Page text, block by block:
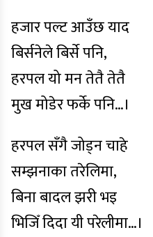
हजार पल्ट आउँछ याद
बिर्सनेले बिर्से पनि,
हरपल यो मन तेतै तेतै
मुख मोडेर फर्के पनि…।
हरपल सँगै जोड्न चाहे
सम्झनाका तरेलिमा,
बिना बादल झरी भइ
भिजिँ दिदा यी परेलीमा…।